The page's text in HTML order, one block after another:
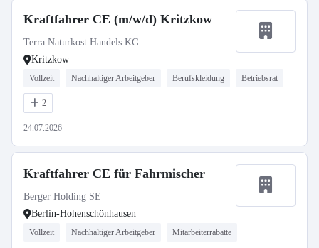
Kraftfahrer CE (m/w/d) Kritzkow
Terra Naturkost Handels KG
Kritzkow
Vollzeit Nachhaltiger Arbeitgeber Berufskleidung Betriebsrat
2
24.07.2026
Kraftfahrer CE für Fahrmischer
Berger Holding SE
Berlin-Hohenschönhausen
Vollzeit Nachhaltiger Arbeitgeber Mitarbeiterrabatte